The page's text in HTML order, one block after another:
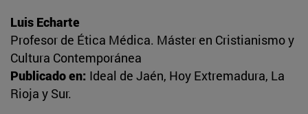
Luis Echarte
Profesor de Ética Médica. Máster en Cristianismo y
Cultura Contemporánea
Publicado en: Ideal de Jaén, Hoy Extremadura, La
Rioja y Sur.